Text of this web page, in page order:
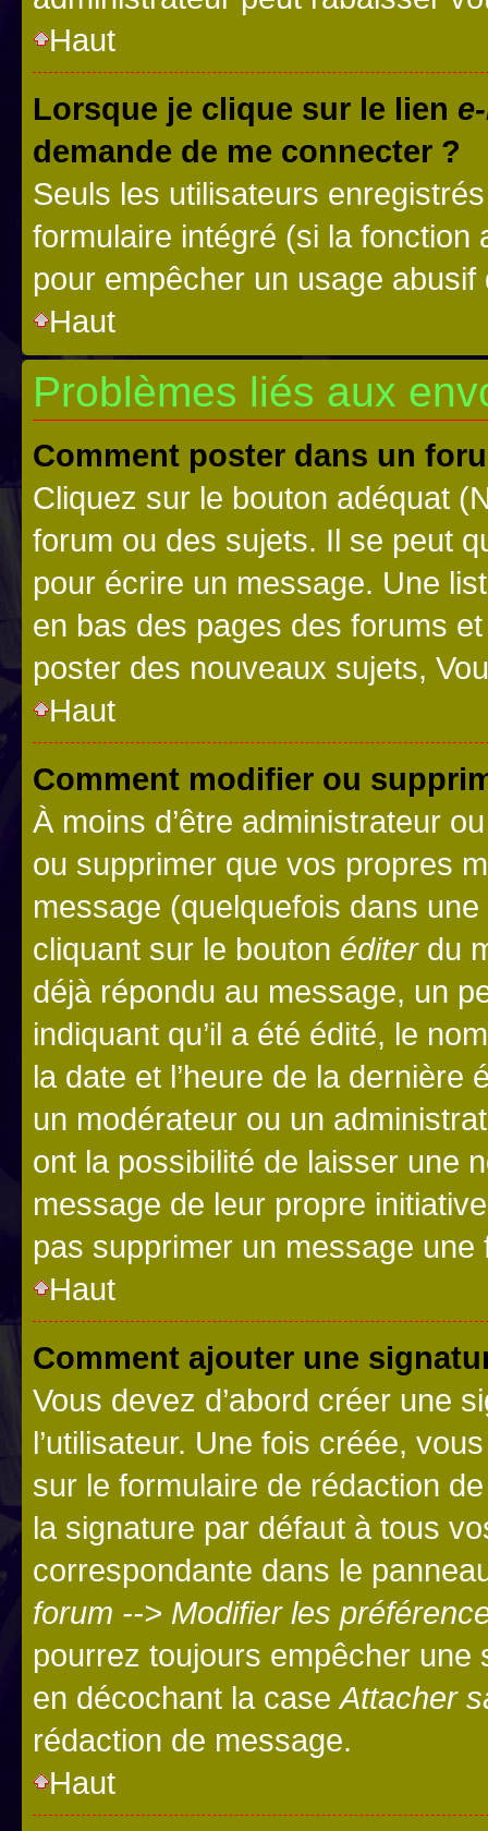
Haut
Lorsque je clique sur le lien
demande de me connecter ?
Seuls les utilisateurs
formulaire intégré (si la fonction
pour empêcher un usage
Haut
Problèmes liés aux
Comment poster dans un
Cliquez sur le bouton adéquat
forum ou des sujets. Il se peut
pour écrire un message. Une
en bas des pages des forums
poster des nouveaux sujets,
Haut
Comment modifier ou
À moins d’être administrateur
ou supprimer que vos propres
message (quelquefois dans
cliquant sur le bouton éditerdu
déjà répondu au message, un
indiquant qu’il a été édité, le
la date et l’heure de la dernière
un modérateur ou un
ont la possibilité de laisser une
message de leur propre
pas supprimer un message une
Haut
Comment ajouter une
Vous devez d’abord créer une
l’utilisateur. Une fois créée,
sur le formulaire de rédaction
la signature par défaut à tous
correspondante dans le
forum --> Modifier les
pourrez toujours empêcher une
en décochant la case Attacher
rédaction de message.
Haut